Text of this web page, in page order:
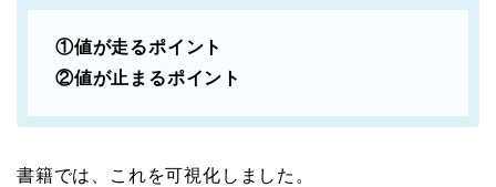
①値が走るポイント
②値が止まるポイント
書籍では、これを可視化しました。